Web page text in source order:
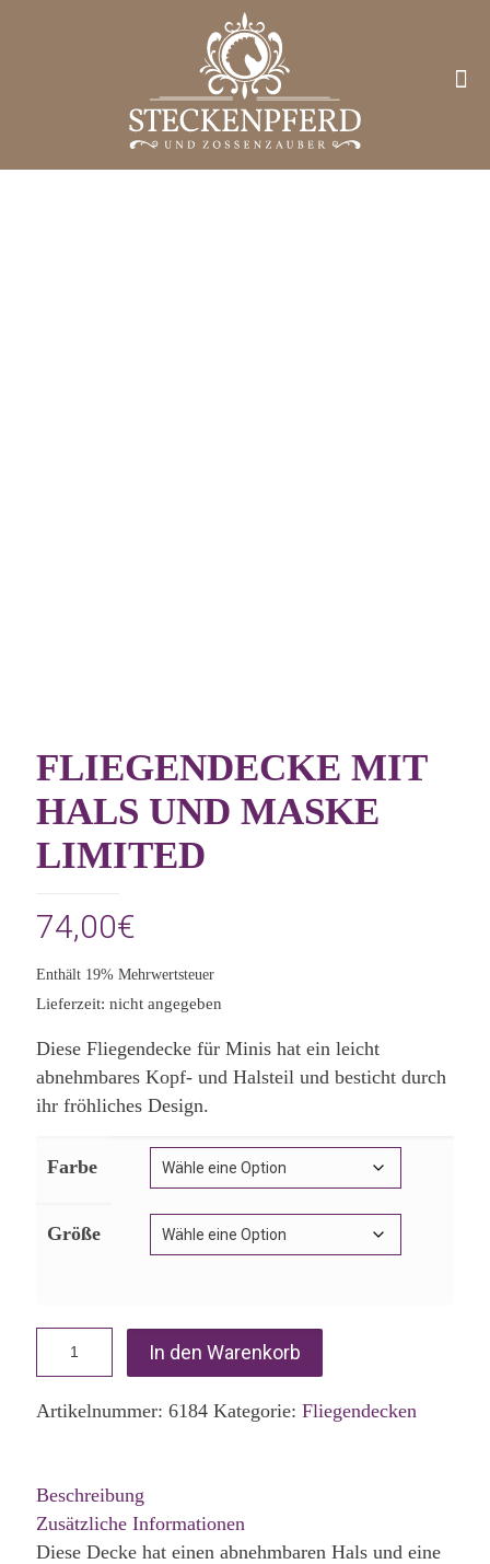
FLIEGENDECKE MIT
HALS UND MASKE
LIMITED
74,00€
Enthält 19% Mehrwertsteuer
Lieferzeit: nicht angegeben
Diese Fliegendecke für Minis hat ein leicht
abnehmbares Kopf- und Halsteil und besticht durch
ihr fröhliches Design.
Farbe
Größe
In den Warenkorb
Artikelnummer: 6184 Kategorie: Fliegendecken
Beschreibung
Zusätzliche Informationen
Diese Decke hat einen abnehmbaren Hals und eine